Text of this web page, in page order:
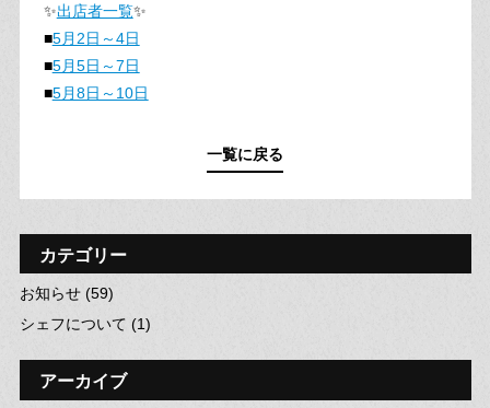
✨出店者一覧✨
■5月2日～4日
■5月5日～7日
■5月8日～10日
一覧に戻る
カテゴリー
お知らせ (59)
シェフについて (1)
アーカイブ